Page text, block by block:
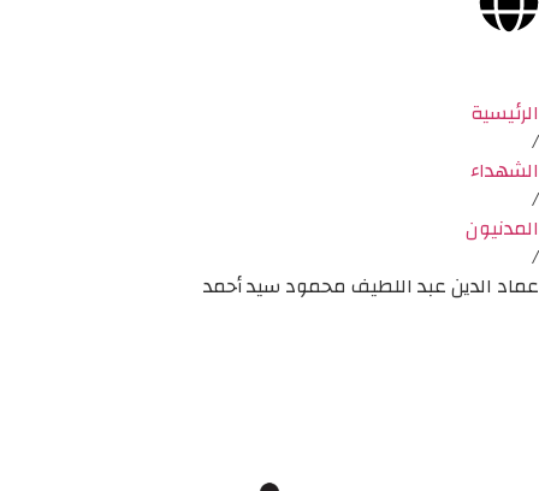
الرئيسية
/
الشهداء
/
المدنيون
/
عماد الدين عبد اللطيف محمود سيد أحمد